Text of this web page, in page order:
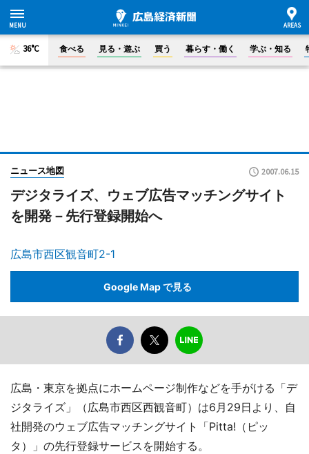
36°C 食べる 見る・遊ぶ 買う 暮らす・働く 学ぶ・知る
ニュース地図 2007.06.15
デジタライズ、ウェブ広告マッチングサイト
を開発－先行登録開始へ
広島市西区観音町2-1
Google Map で見る
広島・東京を拠点にホームページ制作などを手がける「デ
ジタライズ」（広島市西区西観音町）は6月29日より、自
社開発のウェブ広告マッチングサイト「Pitta!（ピッ
タ）」の先行登録サービスを開始する。